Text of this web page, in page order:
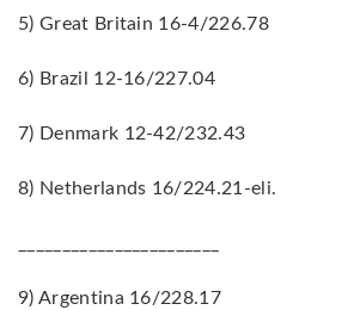
5) Great Britain 16-4/226.78
6) Brazil 12-16/227.04
7) Denmark 12-42/232.43
8) Netherlands 16/224.21-eli.
9) Argentina 16/228.17